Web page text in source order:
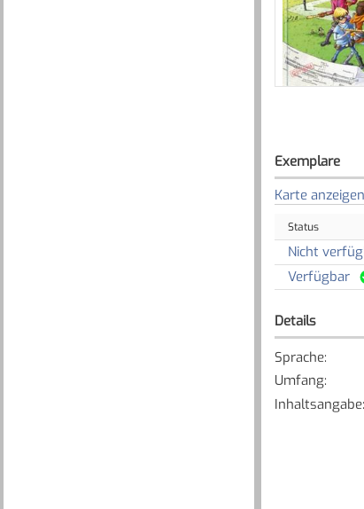
Exemplare
Karte anzeigen
Status
Nicht
Verfügbar
Details
Sprache:
Umfang:
Inhaltsangabe: